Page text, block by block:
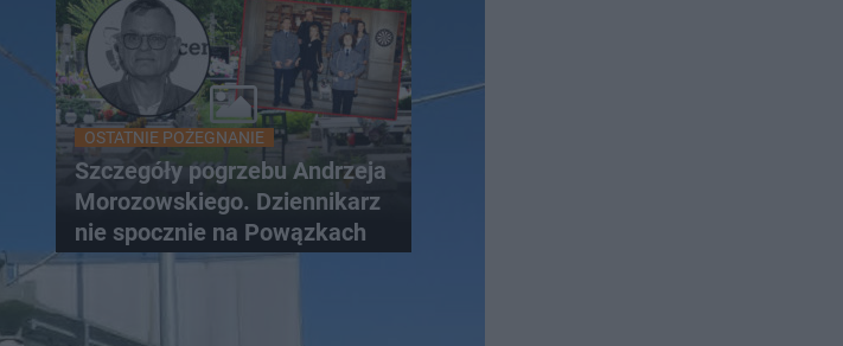
OSTATNIE POŻEGNANIE
Szczegóły pogrzebu Andrzeja
Morozowskiego. Dziennikarz
nie spocznie na Powązkach